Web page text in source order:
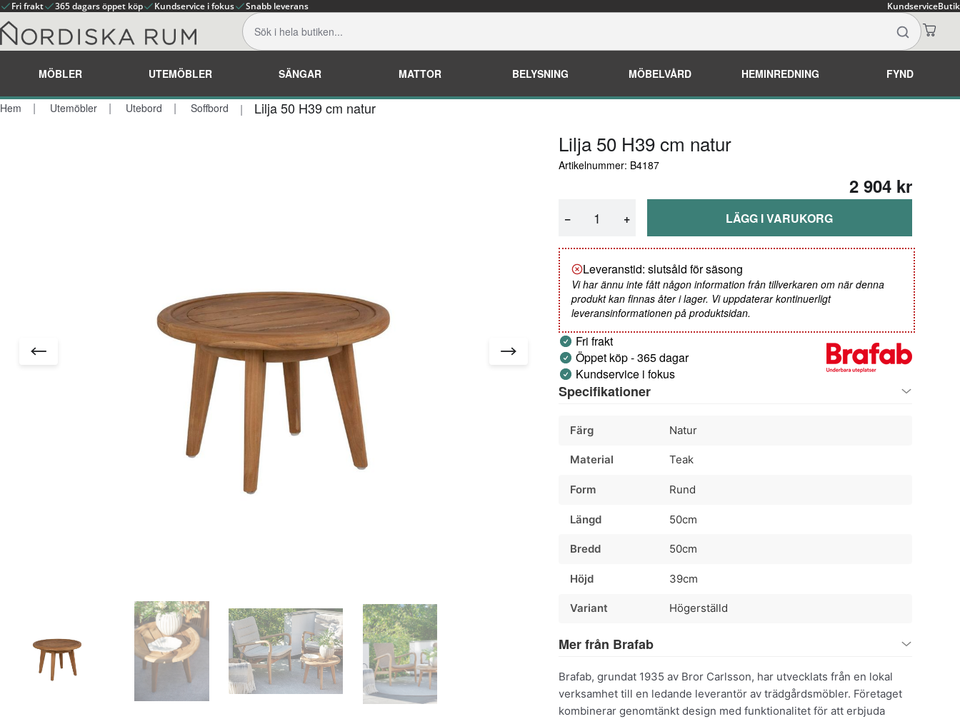
Fri frakt 365 dagars öppet köp Kundservice i fokus Snabb leverans KundserviceButik
MÖBLER UTEMÖBLER SÄNGAR MATTOR BELYSNING MÖBELVÅRD HEMINREDNING FYND
Hem Utemöbler Utebord Soffbord Lilja 50 H39 cm natur
Lilja 50 H39 cm natur
Artikelnummer: B4187
2 904 kr
− + LÄGG I VARUKORG
Leveranstid: slutsåld för säsong
Vi har ännu inte fått någon information från tillverkaren om när denna
produkt kan finnas åter i lager. Vi uppdaterar kontinuerligt
leveransinformationen på produktsidan.
Fri frakt
Öppet köp - 365 dagar
Kundservice i fokus
Specifikationer
Färg Natur
Material Teak
Form Rund
Längd 50cm
Bredd 50cm
Höjd 39cm
Variant Högerställd
Mer från Brafab
Brafab, grundat 1935 av Bror Carlsson, har utvecklats från en lokal
verksamhet till en ledande leverantör av trädgårdsmöbler. Företaget
kombinerar genomtänkt design med funktionalitet för att erbjuda